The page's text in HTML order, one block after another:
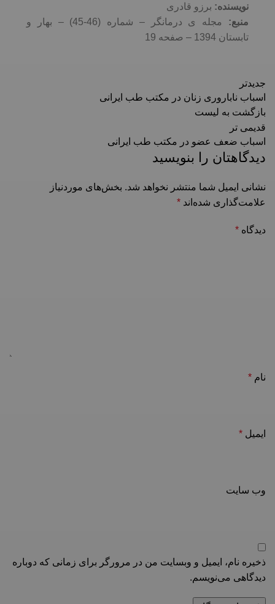
نویسنده: برزو قادری
منبع:
مجله ی درمانگر – شماره (46-45) – بهار و
تابستان 1394 – صفحه 19
جدیدتر
اسباب ناباروری زنان در مکتب طب ایرانی
بازگشت به لیست
قدیمی تر
اسباب ضعف عضو در مکتب طب ایرانی
دیدگاهتان را بنویسید
نشانی ایمیل شما منتشر نخواهد شد. بخش‌های موردنیاز
علامت‌گذاری شده‌اند *
دیدگاه *
نام *
ایمیل *
وب‌ سایت
ذخیره نام، ایمیل و وبسایت من در مرورگر برای زمانی که دوباره
دیدگاهی می‌نویسم.